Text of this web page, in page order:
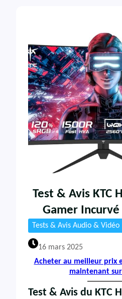
Test & Avis KTC
Gamer Incurvé
Tests & Avis Audio & Vidéo
16 mars 2025
Acheter au meilleur prix
maintenant
Test & Avis du KTC